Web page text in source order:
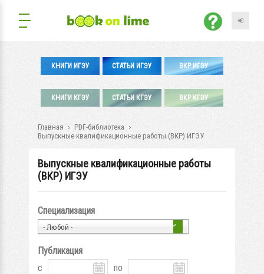
КНИГИ ИГЭУ СТАТЬИ ИГЭУ ВКР ИГЭУ
КНИГИ КГЭУ СТАТЬИ КГЭУ ВКР КГЭУ
Главная
PDF-библиотека
Выпускные квалификационные работы (ВКР) ИГЭУ
Выпускные квалификационные работы
(ВКР) ИГЭУ
Специализация
- Любой -
Публикация
с
по